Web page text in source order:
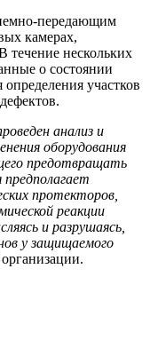
передающим
камерах,
течение нескольких
о состоянии
участков
анализ и
оборудования
предотвращать
предполагает
протекторов,
реакции
и разрушаясь,
у защищаемого